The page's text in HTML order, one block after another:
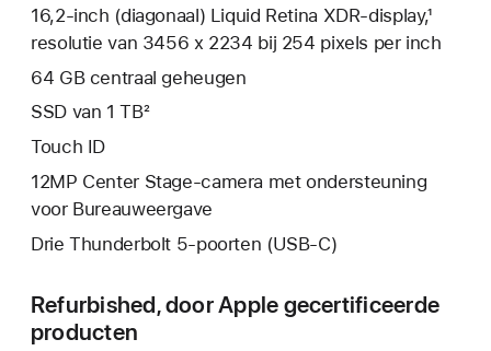
16,2‑inch (diagonaal) Liquid Retina XDR-display,¹
resolutie van 3456 x 2234 bij 254 pixels per inch
64 GB centraal geheugen
SSD van 1 TB²
Touch ID
12MP Center Stage-camera met ondersteuning
voor Bureauweergave
Drie Thunderbolt 5-poorten (USB‑C)
Refurbished, door Apple gecertificeerde
producten